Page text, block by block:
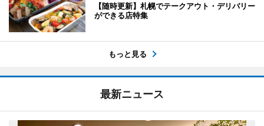
【随時更新】札幌でテークアウト・デリバリー
ができる店特集
もっと見る
最新ニュース